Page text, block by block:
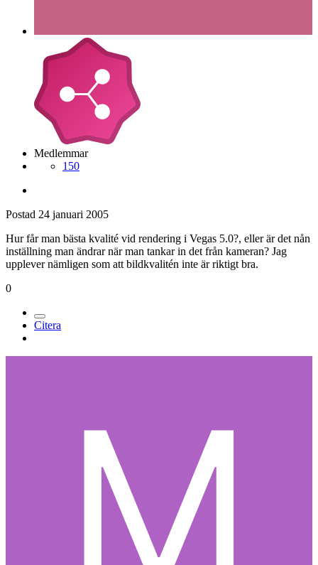
Medlemmar
150
Postad 24 januari 2005
Hur får man bästa kvalité vid rendering i Vegas 5.0?, eller är det nån
inställning man ändrar när man tankar in det från kameran? Jag
upplever nämligen som att bildkvalitén inte är riktigt bra.
0
Citera